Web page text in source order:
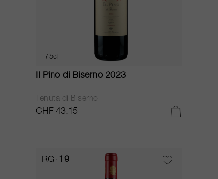
75cl
Il Pino di Biserno 2023
Tenuta di Biserno
CHF 43.15
RG 19